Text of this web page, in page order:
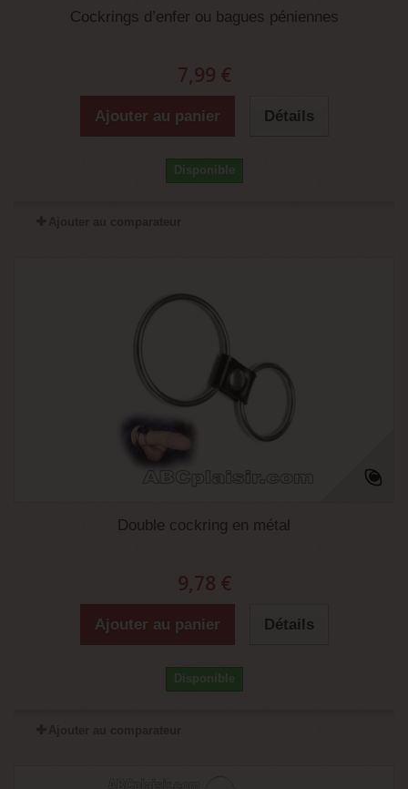
Cockrings d’enfer ou bagues péniennes
7,99 €
Ajouter au panier Détails
Disponible
Double cockring en métal
9,78 €
Ajouter au panier Détails
Disponible